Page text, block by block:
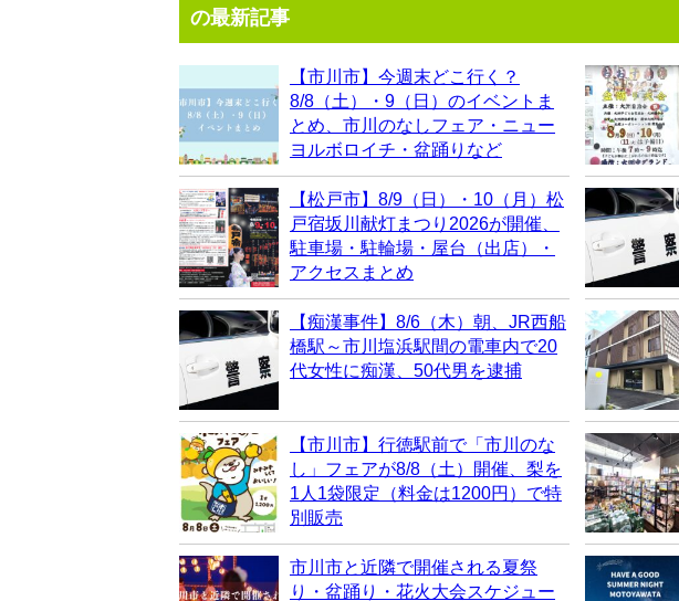
の最新記事
【市川市】今週末どこ行く？
8/8（土）・9（日）のイベントま
とめ、市川のなしフェア・ニュー
ヨルボロイチ・盆踊りなど
【松戸市】8/9（日）・10（月）松
戸宿坂川献灯まつり2026が開催、
駐車場・駐輪場・屋台（出店）・
アクセスまとめ
【痴漢事件】8/6（木）朝、JR西船
橋駅～市川塩浜駅間の電車内で20
代女性に痴漢、50代男を逮捕
【市川市】行徳駅前で「市川のな
し」フェアが8/8（土）開催、梨を
1人1袋限定（料金は1200円）で特
別販売
市川市と近隣で開催される夏祭
り・盆踊り・花火大会スケジュー